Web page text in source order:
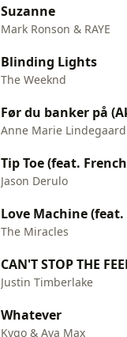
Suzanne
Mark Ronson & RAYE
Blinding Lights
The Weeknd
Anne Marie Lindegaard
Jason Derulo
The Miracles
CAN'T STOP THE
Justin Timberlake
Whatever
Kygo & Ava Max